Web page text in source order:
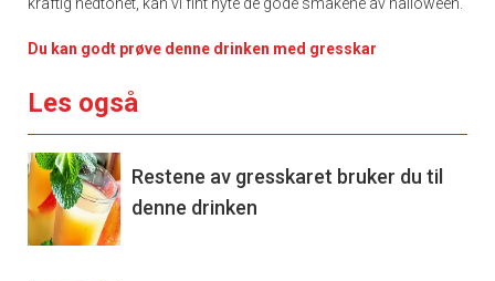
Du kan godt prøve denne drinken med gresskar
Les også
Restene av gresskaret bruker du til
denne drinken